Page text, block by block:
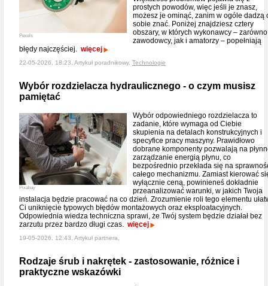
Pexels
prostych powodów, więc jeśli je znasz,
możesz je ominąć, zanim w ogóle dadzą
sobie znać. Poniżej znajdziesz cztery
obszary, w których wykonawcy – zarówno
zawodowcy, jak i amatorzy – popełniają
błędy najczęściej. więcej
22-05-2026, 18:23, Artykuł poradnikowy, Technologie
Wybór rozdzielacza hydraulicznego - o czym musisz
pamiętać
Pixabay
Wybór odpowiedniego rozdzielacza to
zadanie, które wymaga od Ciebie
skupienia na detalach konstrukcyjnych i
specyfice pracy maszyny. Prawidłowo
dobrane komponenty pozwalają na
zarządzanie energią płynu, co
bezpośrednio przekłada się na
całego mechanizmu. Zamiast kierować
wyłącznie ceną, powinieneś dokładnie
przeanalizować warunki, w jakich Twoja
instalacja będzie pracować na co dzień. Zrozumienie roli tego elementu
Ci uniknięcie typowych błędów montażowych oraz eksploatacyjnych.
Odpowiednia wiedza techniczna sprawi, że Twój system będzie działał bez
zarzutu przez bardzo długi czas. więcej
19-05-2026, 12:43, Artykuł partnera,
Rodzaje śrub i nakrętek - zastosowanie, różnice i
praktyczne wskazówki